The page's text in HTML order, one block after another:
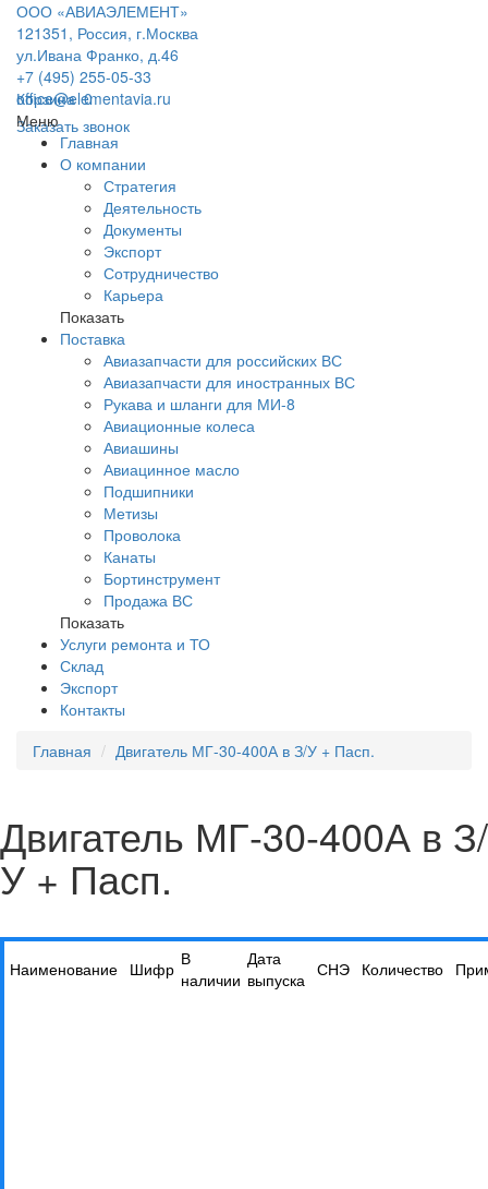
ООО «АВИАЭЛЕМЕНТ»
121351, Россия, г.Москва
ул.Ивана Франко, д.46
+7 (495) 255-05-33
office@elementavia.ru
Заказать звонок
Корзина0
Меню
Главная
О компании
Стратегия
Деятельность
Документы
Экспорт
Сотрудничество
Карьера
Показать
Поставка
Авиазапчасти для российских ВС
Авиазапчасти для иностранных ВС
Рукава и шланги для МИ-8
Авиационные колеса
Авиашины
Авиацинное масло
Подшипники
Метизы
Проволока
Канаты
Бортинструмент
Продажа ВС
Показать
Услуги ремонта и ТО
Склад
Экспорт
Контакты
Главная
Двигатель МГ-30-400А в З/У + Пасп.
Двигатель МГ-30-400А в З/
У + Пасп.
Наименование Шифр В
наличии
Дата
выпуска СНЭ Количество